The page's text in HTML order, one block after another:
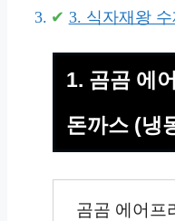
3. 식자재왕
1. 곰곰 에
돈까스 (냉
곰곰 에어프